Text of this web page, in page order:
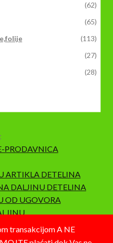
transakcijom A NE
(62)
(65)
(113)
(27)
(28)
PRODAVNICA
ARTIKLA DETELINA
DALJINU DETELINA
OD UGOVORA